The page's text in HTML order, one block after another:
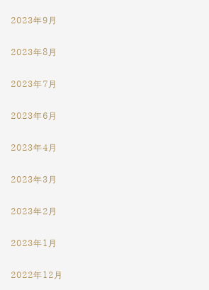
2023年9月
2023年8月
2023年7月
2023年6月
2023年4月
2023年3月
2023年2月
2023年1月
2022年12月